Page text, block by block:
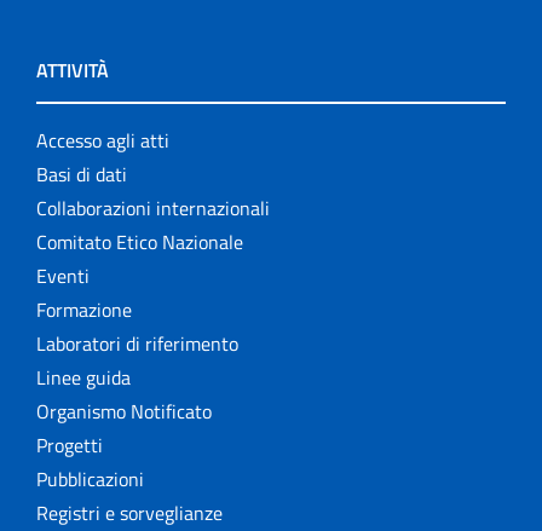
ATTIVITÀ
Accesso agli atti
Basi di dati
Collaborazioni internazionali
Comitato Etico Nazionale
Eventi
Formazione
Laboratori di riferimento
Linee guida
Organismo Notificato
Progetti
Pubblicazioni
Registri e sorveglianze